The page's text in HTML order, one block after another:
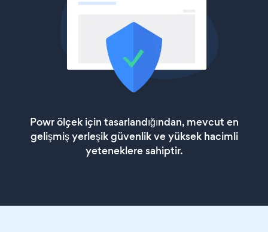
Powr ölçek için tasarlandığından, mevcut en
gelişmiş yerleşik güvenlik ve yüksek hacimli
yeteneklere sahiptir.